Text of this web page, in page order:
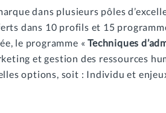
dans plusieurs pôles
dans 10 profils et 15
le programme «Techniques
et gestion des ressources
options, soit : Individu et